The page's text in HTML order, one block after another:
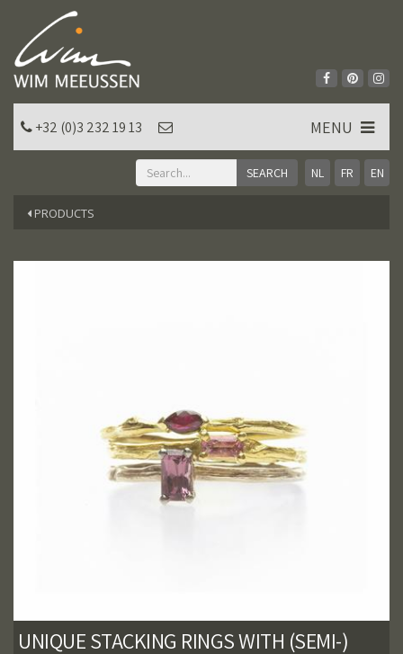
NL FR EN
+32 (0)3 232 19 13 MENU
PRODUCTS
UNIQUE STACKING RINGS WITH (SEMI-)